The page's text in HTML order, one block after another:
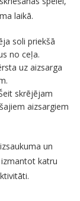
laikā.
soli priekšā
no ceļa.
uz aizsarga
skrējējam
aizsargiem
un
katru